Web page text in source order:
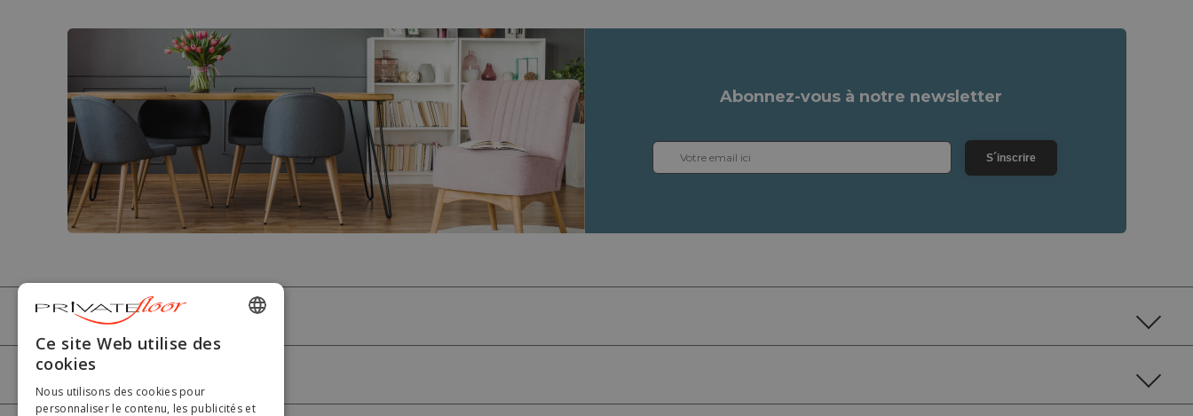
Abonnez-vous à notre newsletter
S´inscrire
PRIVATEFLOOR
ENGLISH
Ce site Web utilise des
cookies
Nous utilisons des cookies pour
personnaliser le contenu, les publicités et